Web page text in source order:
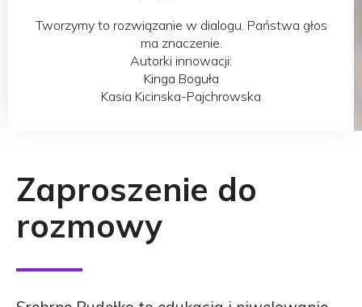
Tworzymy to rozwiązanie w dialogu. Państwa głos
ma znaczenie.
Autorki innowacji:
Kinga Boguła
Kasia Kicinska-Pajchrowska
Zaproszenie do
rozmowy